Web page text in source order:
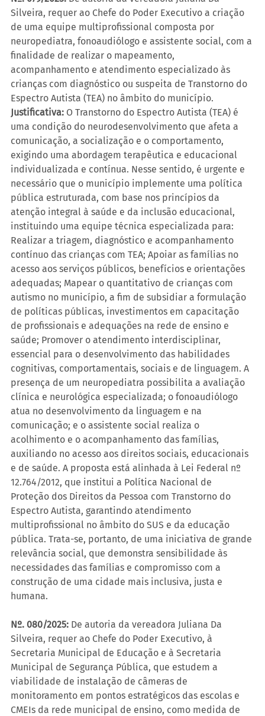
Silveira, requer ao Chefe do Poder Executivo a criação
de uma equipe multiprofissional composta por
neuropediatra, fonoaudiólogo e assistente social, com a
finalidade de realizar o mapeamento,
acompanhamento e atendimento especializado às
crianças com diagnóstico ou suspeita de Transtorno do
Espectro Autista (TEA) no âmbito do município.
Justificativa: O Transtorno do Espectro Autista (TEA) é
uma condição do neurodesenvolvimento que afeta a
comunicação, a socialização e o comportamento,
exigindo uma abordagem terapêutica e educacional
individualizada e contínua. Nesse sentido, é urgente e
necessário que o município implemente uma política
pública estruturada, com base nos princípios da
atenção integral à saúde e da inclusão educacional,
instituindo uma equipe técnica especializada para:
Realizar a triagem, diagnóstico e acompanhamento
contínuo das crianças com TEA; Apoiar as famílias no
acesso aos serviços públicos, benefícios e orientações
adequadas; Mapear o quantitativo de crianças com
autismo no município, a fim de subsidiar a formulação
de políticas públicas, investimentos em capacitação
de profissionais e adequações na rede de ensino e
saúde; Promover o atendimento interdisciplinar,
essencial para o desenvolvimento das habilidades
cognitivas, comportamentais, sociais e de linguagem. A
presença de um neuropediatra possibilita a avaliação
clínica e neurológica especializada; o fonoaudiólogo
atua no desenvolvimento da linguagem e na
comunicação; e o assistente social realiza o
acolhimento e o acompanhamento das famílias,
auxiliando no acesso aos direitos sociais, educacionais
e de saúde. A proposta está alinhada à Lei Federal nº
12.764/2012, que institui a Política Nacional de
Proteção dos Direitos da Pessoa com Transtorno do
Espectro Autista, garantindo atendimento
multiprofissional no âmbito do SUS e da educação
pública. Trata-se, portanto, de uma iniciativa de grande
relevância social, que demonstra sensibilidade às
necessidades das famílias e compromisso com a
construção de uma cidade mais inclusiva, justa e
humana.
Nº. 080/2025: De autoria da vereadora Juliana Da
Silveira, requer ao Chefe do Poder Executivo, à
Secretaria Municipal de Educação e à Secretaria
Municipal de Segurança Pública, que estudem a
viabilidade de instalação de câmeras de
monitoramento em pontos estratégicos das escolas e
CMEIs da rede municipal de ensino, como medida de